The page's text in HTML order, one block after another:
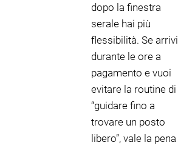
dopo la finestra
serale hai più
flessibilità. Se arrivi
durante le ore a
pagamento e vuoi
evitare la routine di
“guidare fino a
trovare un posto
libero”, vale la pena